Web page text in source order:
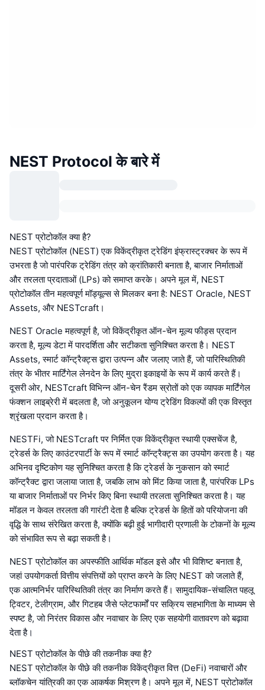
NEST Protocol के बारे में
NEST प्रोटोकॉल क्या है?
NEST प्रोटोकॉल (NEST) एक विकेंद्रीकृत ट्रेडिंग इंफ्रास्ट्रक्चर के रूप में
उभरता है जो पारंपरिक ट्रेडिंग तंत्र को क्रांतिकारी बनाता है, बाजार निर्माताओं
और तरलता प्रदाताओं (LPs) को समाप्त करके। अपने मूल में, NEST
प्रोटोकॉल तीन महत्वपूर्ण मॉड्यूल्स से मिलकर बना है: NEST Oracle, NEST
Assets, और NESTcraft।
NEST Oracle महत्वपूर्ण है, जो विकेंद्रीकृत ऑन-चेन मूल्य फीड्स प्रदान
करता है, मूल्य डेटा में पारदर्शिता और सटीकता सुनिश्चित करता है। NEST
Assets, स्मार्ट कॉन्ट्रैक्ट्स द्वारा उत्पन्न और जलाए जाते हैं, जो पारिस्थितिकी
तंत्र के भीतर मार्टिंगेल लेनदेन के लिए मुद्रा इकाइयों के रूप में कार्य करते हैं।
दूसरी ओर, NESTcraft विभिन्न ऑन-चेन रैंडम स्रोतों को एक व्यापक मार्टिंगेल
फंक्शन लाइब्रेरी में बदलता है, जो अनुकूलन योग्य ट्रेडिंग विकल्पों की एक विस्तृत
श्रृंखला प्रदान करता है।
NESTFi, जो NESTcraft पर निर्मित एक विकेंद्रीकृत स्थायी एक्सचेंज है,
ट्रेडर्स के लिए काउंटरपार्टी के रूप में स्मार्ट कॉन्ट्रैक्ट्स का उपयोग करता है। यह
अभिनव दृष्टिकोण यह सुनिश्चित करता है कि ट्रेडर्स के नुकसान को स्मार्ट
कॉन्ट्रैक्ट द्वारा जलाया जाता है, जबकि लाभ को मिंट किया जाता है, पारंपरिक LPs
या बाजार निर्माताओं पर निर्भर किए बिना स्थायी तरलता सुनिश्चित करता है। यह
मॉडल न केवल तरलता की गारंटी देता है बल्कि ट्रेडर्स के हितों को परियोजना की
वृद्धि के साथ संरेखित करता है, क्योंकि बढ़ी हुई भागीदारी प्रणाली के टोकनों के मूल्य
को संभावित रूप से बढ़ा सकती है।
NEST प्रोटोकॉल का अपस्फीति आर्थिक मॉडल इसे और भी विशिष्ट बनाता है,
जहां उपयोगकर्ता वित्तीय संपत्तियों को प्राप्त करने के लिए NEST को जलाते हैं,
एक आत्मनिर्भर पारिस्थितिकी तंत्र का निर्माण करते हैं। सामुदायिक-संचालित पहलू
ट्विटर, टेलीग्राम, और गिटहब जैसे प्लेटफार्मों पर सक्रिय सहभागिता के माध्यम से
स्पष्ट है, जो निरंतर विकास और नवाचार के लिए एक सहयोगी वातावरण को बढ़ावा
देता है।
NEST प्रोटोकॉल के पीछे की तकनीक क्या है?
NEST प्रोटोकॉल के पीछे की तकनीक विकेंद्रीकृत वित्त (DeFi) नवाचारों और
ब्लॉकचेन यांत्रिकी का एक आकर्षक मिश्रण है। अपने मूल में, NEST प्रोटोकॉल